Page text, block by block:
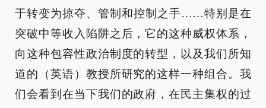
于转变为掠夺、管制和控制之手……特别是在
突破中等收入陷阱之后，它的这种威权体系，
向这种包容性政治制度的转型，以及我们所知
道的（英语）教授所研究的这样一种组合。我
们会看到在当下我们的政府，在民主集权的过